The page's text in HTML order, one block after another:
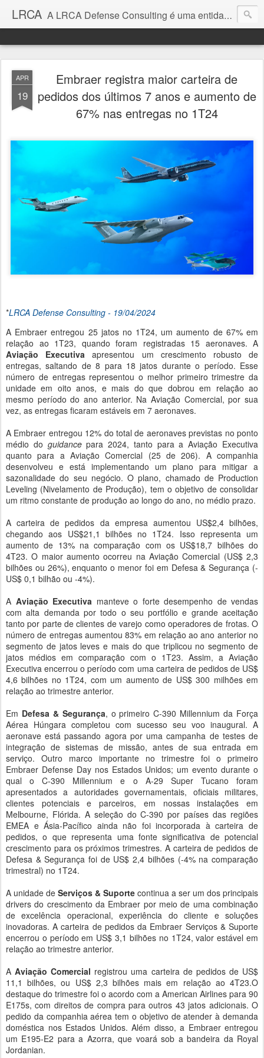
LRCA A LRCA Defense Consulting é uma entidade sem fins lucrativos que se dedica a produzir e divulgar notícias e análises sobre as Empresas de Defesa. Não somos jornalistas e nem este é um blog jornalístico.
APR
19
Embraer registra maior carteira de
pedidos dos últimos 7 anos e aumento de
67% nas entregas no 1T24
*LRCA Defense Consulting - 19/04/2024
A Embraer entregou 25 jatos no 1T24, um aumento de 67% em
relação ao 1T23, quando foram registradas 15 aeronaves. A
Aviação Executiva apresentou um crescimento robusto de
entregas, saltando de 8 para 18 jatos durante o período. Esse
número de entregas representou o melhor primeiro trimestre da
unidade em oito anos, e mais do que dobrou em relação ao
mesmo período do ano anterior. Na Aviação Comercial, por sua
vez, as entregas ficaram estáveis em 7 aeronaves.
A Embraer entregou 12% do total de aeronaves previstas no ponto
médio do guidancepara 2024, tanto para a Aviação Executiva
quanto para a Aviação Comercial (25 de 206). A companhia
desenvolveu e está implementando um plano para mitigar a
sazonalidade do seu negócio. O plano, chamado de Production
Leveling (Nivelamento de Produção), tem o objetivo de consolidar
um ritmo constante de produção ao longo do ano, no médio prazo.
A carteira de pedidos da empresa aumentou US$2,4 bilhões,
chegando aos US$21,1 bilhões no 1T24. Isso representa um
aumento de 13% na comparação com os US$18,7 bilhões do
4T23. O maior aumento ocorreu na Aviação Comercial (US$ 2,3
bilhões ou 26%), enquanto o menor foi em Defesa & Segurança (-
US$ 0,1 bilhão ou -4%).
A Aviação Executiva manteve o forte desempenho de vendas
com alta demanda por todo o seu portfólio e grande aceitação
tanto por parte de clientes de varejo como operadores de frotas. O
número de entregas aumentou 83% em relação ao ano anterior no
segmento de jatos leves e mais do que triplicou no segmento de
jatos médios em comparação com o 1T23. Assim, a Aviação
Executiva encerrou o período com uma carteira de pedidos de US$
4,6 bilhões no 1T24, com um aumento de US$ 300 milhões em
relação ao trimestre anterior.
Em Defesa & Segurança, o primeiro C-390 Millennium da Força
Aérea Húngara completou com sucesso seu voo inaugural. A
aeronave está passando agora por uma campanha de testes de
integração de sistemas de missão, antes de sua entrada em
serviço. Outro marco importante no trimestre foi o primeiro
Embraer Defense Day nos Estados Unidos; um evento durante o
qual o C-390 Millennium e o A-29 Super Tucano foram
apresentados a autoridades governamentais, oficiais militares,
clientes potenciais e parceiros, em nossas instalações em
Melbourne, Flórida. A seleção do C-390 por países das regiões
EMEA e Ásia-Pacífico ainda não foi incorporada à carteira de
pedidos, o que representa uma fonte significativa de potencial
crescimento para os próximos trimestres. A carteira de pedidos de
Defesa & Segurança foi de US$ 2,4 bilhões (-4% na comparação
trimestral) no 1T24.
A unidade de Serviços & Suporte continua a ser um dos principais
drivers do crescimento da Embraer por meio de uma combinação
de excelência operacional, experiência do cliente e soluções
inovadoras. A carteira de pedidos da Embraer Serviços & Suporte
encerrou o período em US$ 3,1 bilhões no 1T24, valor estável em
relação ao trimestre anterior.
AAviação Comercial registrou uma carteira de pedidos de US$
11,1 bilhões, ou US$ 2,3 bilhões mais em relação ao 4T23.O
destaque do trimestre foi o acordo com a American Airlines para 90
E175s, com direitos de compra para outros 43 jatos adicionais. O
pedido da companhia aérea tem o objetivo de atender à demanda
doméstica nos Estados Unidos. Além disso, a Embraer entregou
um E195-E2 para a Azorra, que voará sob a bandeira da Royal
Jordanian.